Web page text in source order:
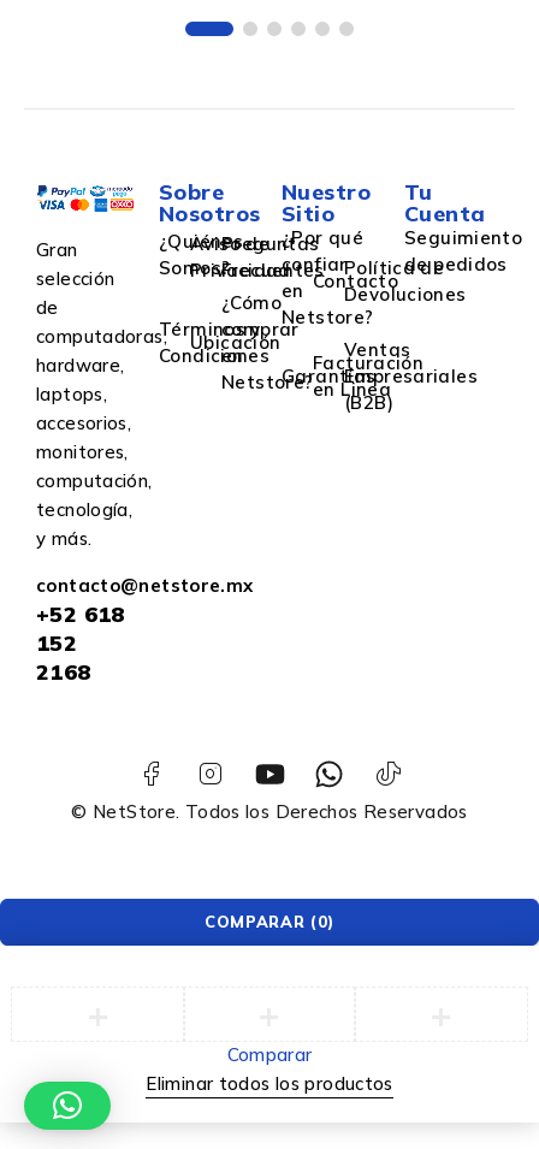
Gran
selección
de
computadoras,
hardware,
laptops,
accesorios,
monitores,
computación,
tecnología,
y más.
contacto@netstore.mx
+52 618
152
2168
Sobre
Nosotros
¿Quiénes
Somos?
Aviso de
Privacidad
Preguntas
Frecuentes
Términos y
Condiciones
Ubicación
¿Cómo
comprar
en
Netstore?
Nuestro
Sitio
¿Por qué
confiar
en
Netstore?
Contacto
Política de
Devoluciones
Garantías
Facturación
en Linea
Ventas
Empresariales
(B2B)
Tu
Cuenta
Seguimiento
de pedidos
© NetStore. Todos los Derechos Reservados
COMPARAR (0)
Comparar
Eliminar todos los productos